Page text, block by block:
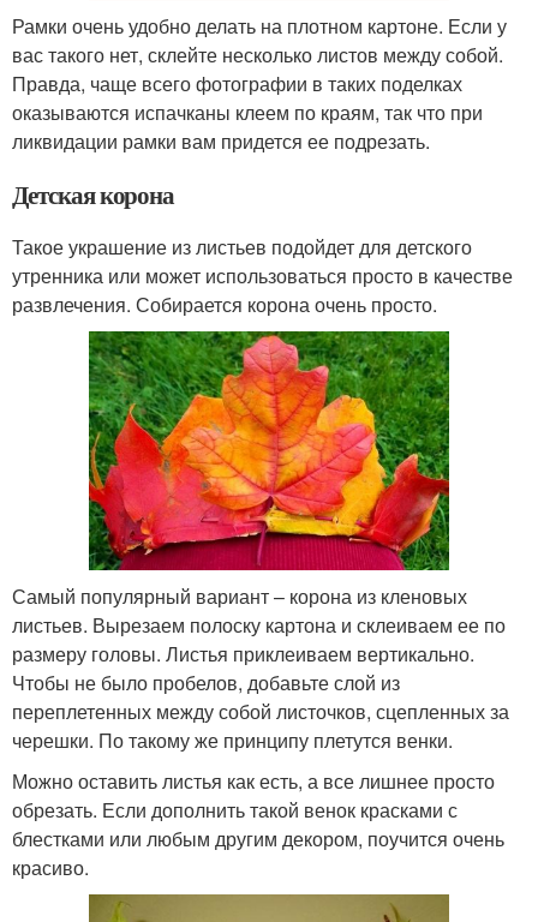
Рамки очень удобно делать на плотном картоне. Если у
вас такого нет, склейте несколько листов между собой.
Правда, чаще всего фотографии в таких поделках
оказываются испачканы клеем по краям, так что при
ликвидации рамки вам придется ее подрезать.
Детская корона
Такое украшение из листьев подойдет для детского
утренника или может использоваться просто в качестве
развлечения. Собирается корона очень просто.
Самый популярный вариант – корона из кленовых
листьев. Вырезаем полоску картона и склеиваем ее по
размеру головы. Листья приклеиваем вертикально.
Чтобы не было пробелов, добавьте слой из
переплетенных между собой листочков, сцепленных за
черешки. По такому же принципу плетутся венки.
Можно оставить листья как есть, а все лишнее просто
обрезать. Если дополнить такой венок красками с
блестками или любым другим декором, поучится очень
красиво.